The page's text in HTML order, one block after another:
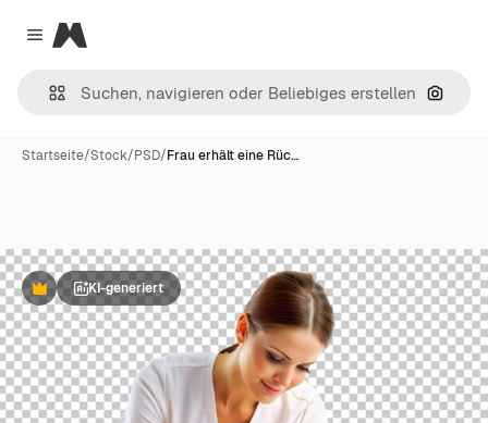
Close menu
Magnific
Nach
Startseite/Stock/PSD/Frau erhält eine Rüc…
PremiumKI-generiert